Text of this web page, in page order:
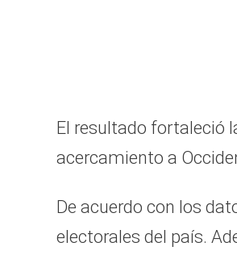
El resultado fortaleció
acercamiento a
De acuerdo con los
electorales del país.